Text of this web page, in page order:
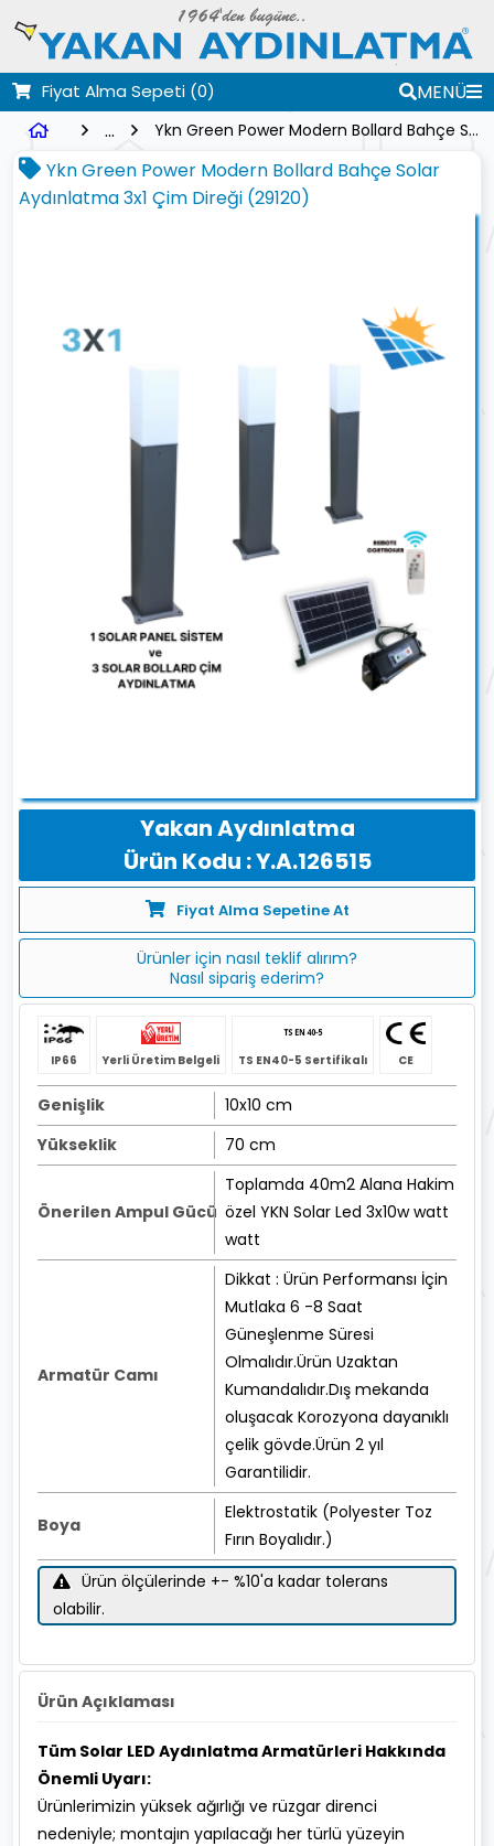
Fiyat Alma Sepeti (0)
MENÜ
...
Ykn Green Power Modern Bollard Bahçe Solar Aydınlatma 3x1 Çim Direği (29120)
Ykn Green Power Modern Bollard Bahçe Solar
Aydınlatma 3x1 Çim Direği (29120)
Yakan Aydınlatma
Ürün Kodu : Y.A.126515
Fiyat Alma Sepetine At
Ürünler için nasıl teklif alırım?
Nasıl sipariş ederim?
IP66 Yerli Üretim Belgeli TS EN40-5 Sertifikalı CE
Genişlik
10x10 cm
Yükseklik
70 cm
Önerilen Ampul Gücü
Toplamda 40m2 Alana Hakim
özel YKN Solar Led 3x10w watt
watt
Armatür Camı
Dikkat : Ürün Performansı İçin
Mutlaka 6 -8 Saat
Güneşlenme Süresi
Olmalıdır.Ürün Uzaktan
Kumandalıdır.Dış mekanda
oluşacak Korozyona dayanıklı
çelik gövde.Ürün 2 yıl
Garantilidir.
Boya
Elektrostatik (Polyester Toz
Fırın Boyalıdır.)
Ürün ölçülerinde +- %10'a kadar tolerans
olabilir.
Ürün Açıklaması
Tüm Solar LED Aydınlatma Armatürleri Hakkında
Önemli Uyarı:
Ürünlerimizin yüksek ağırlığı ve rüzgar direnci
nedeniyle; montajın yapılacağı her türlü yüzeyin